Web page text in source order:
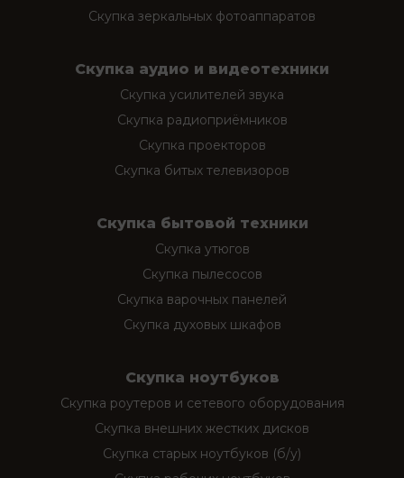
Скупка зеркальных фотоаппаратов
Скупка аудио и видеотехники
Скупка усилителей звука
Скупка радиоприёмников
Скупка проекторов
Скупка битых телевизоров
Скупка бытовой техники
Скупка утюгов
Скупка пылесосов
Скупка варочных панелей
Скупка духовых шкафов
Скупка ноутбуков
Скупка роутеров и сетевого оборудования
Скупка внешних жестких дисков
Скупка старых ноутбуков (б/у)